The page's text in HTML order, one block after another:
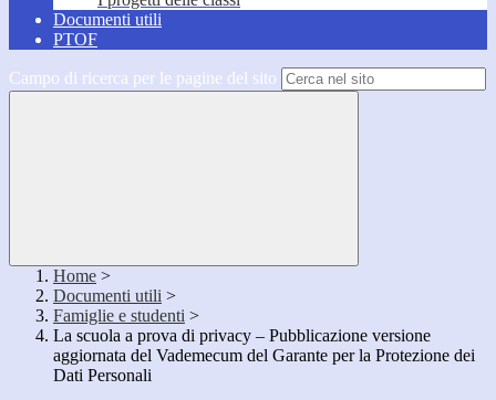
Documenti utili
PTOF
Campo di ricerca per le pagine del sito
Home >
Documenti utili >
Famiglie e studenti >
La scuola a prova di privacy – Pubblicazione versione
aggiornata del Vademecum del Garante per la Protezione dei
Dati Personali